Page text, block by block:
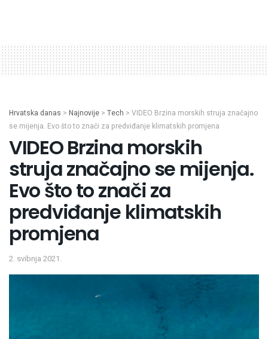
Hrvatska danas > Najnovije > Tech > VIDEO Brzina morskih struja značajno
se mijenja. Evo što to znači za predviđanje klimatskih promjena
VIDEO Brzina morskih
struja značajno se mijenja.
Evo što to znači za
predviđanje klimatskih
promjena
2. svibnja 2021.